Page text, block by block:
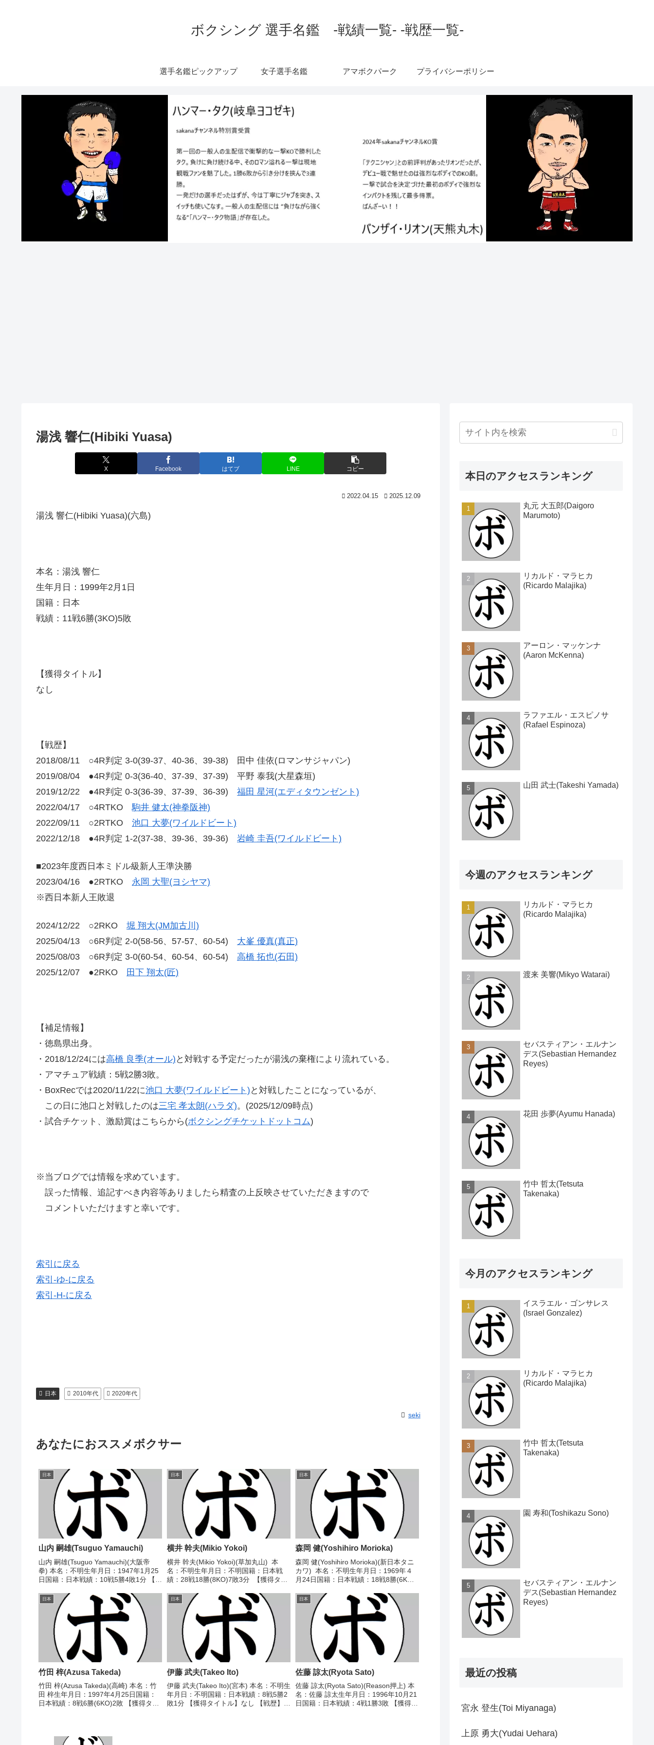
ボクシング 選手名鑑 -戦績一覧- -戦歴一覧-
選手名鑑ピックアップ 女子選手名鑑 アマボクパーク プライバシーポリシー
湯浅 響仁(Hibiki Yuasa)
X Facebook はてブ LINE コピー
2022.04.15 2025.12.09
湯浅 響仁(Hibiki Yuasa)(六島)
本名：湯浅 響仁
生年月日：1999年2月1日
国籍：日本
戦績：11戦6勝(3KO)5敗
【獲得タイトル】
なし
【戦歴】
2018/08/11 ○4R判定 3-0(39-37、40-36、39-38) 田中 佳依(ロマンサジャパン)
2019/08/04 ●4R判定 0-3(36-40、37-39、37-39) 平野 泰我(大星森垣)
2019/12/22 ●4R判定 0-3(36-39、37-39、36-39) 福田 星河(エディタウンゼント)
2022/04/17 ○4RTKO駒井 健太(神拳阪神)
2022/09/11 ○2RTKO 池口 大夢(ワイルドビート)
2022/12/18 ●4R判定 1-2(37-38、39-36、39-36) 岩崎 圭吾(ワイルドビート)
■2023年度西日本ミドル級新人王準決勝
2023/04/16 ●2RTKO 永岡 大聖(ヨシヤマ)
※西日本新人王敗退
2024/12/22 ○2RKO 堀 翔大(JM加古川)
2025/04/13 ○6R判定 2-0(58-56、57-57、60-54) 大峯 優真(真正)
2025/08/03 ○6R判定 3-0(60-54、60-54、60-54) 高橋 拓也(石田)
2025/12/07 ●2RKO
田下 翔太(匠)
【補足情報】
・徳島県出身。
・2018/12/24には高橋 良季(オール) と対戦する予定だったが湯浅の棄権により流れている。
・アマチュア戦績：5戦2勝3敗。
・BoxRecでは2020/11/22に池口 大夢(ワイルドビート) と対戦したことになっているが、
この日に池口と対戦したのは三宅 孝太朗(ハラダ)。(2025/12/09時点)
・試合チケット、激励賞はこちらから(ボクシングチケットドットコム)
※当ブログでは情報を求めています。
誤った情報、追記すべき内容等ありましたら精査の上反映させていただきますので
コメントいただけますと幸いです。
索引に戻る
索引-ゆ-に戻る
索引-H-に戻る
日本 2010年代 2020年代
seki
あなたにおススメボクサー
日本
山内 嗣雄(Tsuguo Yamauchi)
山内 嗣雄(Tsuguo Yamauchi)(大阪帝
拳) 本名：不明生年月日：1947年1月25
日国籍：日本戦績：10戦5勝4敗1分 【獲
1968/05/06 ○4R判定 (採点不明) 小林
惇朗(中外)1968/...
日本
横井 幹夫(Mikio Yokoi)
横井 幹夫(Mikio Yokoi)(草加丸山) 本
名：不明生年月日：不明国籍：日本戦
績：28戦18勝(8KO)7敗3分 【獲得タイ
ー級新人王 【戦歴】1965/07/15 △4R
判定 (採点不明...
日本
森岡 健(Yoshihiro Morioka)
森岡 健(Yoshihiro Morioka)(新日本タニ
カワ) 本名：不明生年月日：1969年４
月24日国籍：日本戦績：18戦8勝(6KO)9
1994/12/05 ○4R判定 (採点不明) 八
木...
日本
竹田 梓(Azusa Takeda)
竹田 梓(Azusa Takeda)(高崎) 本名：竹
田 梓生年月日：1997年4月25日国籍：
日本戦績：8戦6勝(6KO)2敗 【獲得タイ
日本
伊藤 武夫(Takeo Ito)
伊藤 武夫(Takeo Ito)(宮本) 本名：不明生
年月日：不明国籍：日本戦績：8戦5勝2
敗1分 【獲得タイトル】なし 【戦歴】
日本
佐藤 諒太(Ryota Sato)
佐藤 諒太(Ryota Sato)(Reason押上) 本
名：佐藤 諒太生年月日：1996年10月21
日国籍：日本戦績：4戦1勝3敗 【獲得タ
本日のアクセスランキング
丸元 大五郎(Daigoro
Marumoto)
リカルド・マラヒカ
(Ricardo Malajika)
アーロン・マッケンナ
(Aaron McKenna)
ラファエル・エスピノサ
(Rafael Espinoza)
山田 武士(Takeshi Yamada)
今週のアクセスランキング
リカルド・マラヒカ
(Ricardo Malajika)
渡来 美響(Mikyo Watarai)
セバスティアン・エルナン
デス(Sebastian Hernandez
Reyes)
花田 歩夢(Ayumu Hanada)
竹中 哲太(Tetsuta
Takenaka)
今月のアクセスランキング
イスラエル・ゴンサレス
(Israel Gonzalez)
リカルド・マラヒカ
(Ricardo Malajika)
竹中 哲太(Tetsuta
Takenaka)
園 寿和(Toshikazu Sono)
セバスティアン・エルナン
デス(Sebastian Hernandez
Reyes)
最近の投稿
宮永 登生(Toi Miyanaga)
上原 勇大(Yudai Uehara)